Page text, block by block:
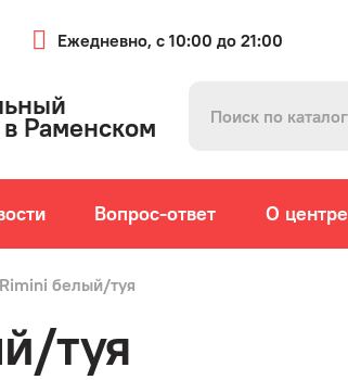
Ежедневно, с 10:00 до 21:00
Раменском
Вопрос-ответ О центре
белый/туя
туя